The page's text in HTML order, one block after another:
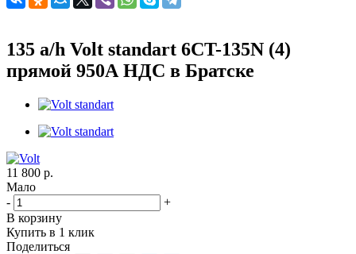
135 a/h Volt standart 6CT-135N (4)
прямой 950А НДС в Братске
11 800 р.
Мало
-
+
В корзину
Купить в 1 клик
Поделиться